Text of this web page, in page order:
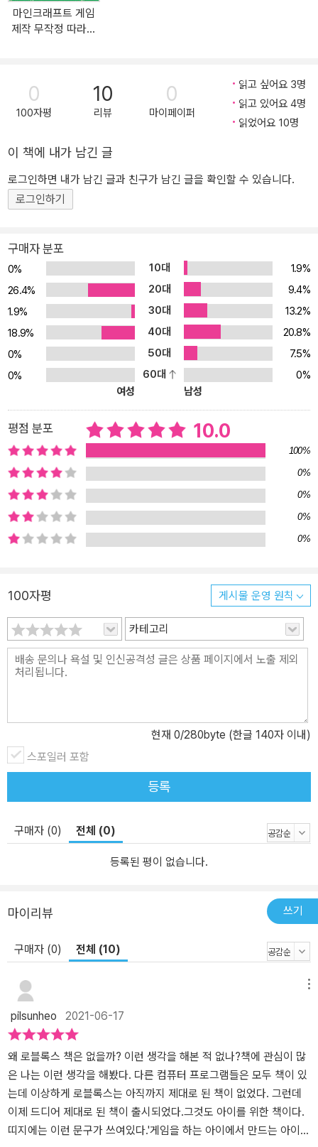
만들 수 있을 뿐만 아니라 내가 만든 게임을 다른 사람과 함께 즐기는
경험까지 할 수 있는 메타버스의 대표적인 플랫폼입니다. 로블록스
스튜디오에는 플레이어 캐릭터, 좀비, 집, 나무 등 게임을 만들기 위한
기본 재료와 도구들이 포함되어 있으며, 다양한 게임 제작 기능들을
제공합니다. 이를 활용하면 클릭 몇 번으로 산과 강을 만들고 돌에 불
을 붙일 수 있으며 방 안에 앉아 내가 제작한 게임을 전 세계로 배포할
스 스튜디오 설치부터 기본 파트(Part) 만들기, 디자인, 효과 연출 등
활용법에 대해 자세하게 설명합니다. 루아 스크립트 코딩 기초 익히
을 만들 수 있습니다. 루아 코딩이 처음인 사람도 이해하기 쉽게 코드
옆에 코드 내용을 설명하였으며 실행 결과를 바로 확인할 수 있도록
구성하였습니다. 게임을 만들면서 변수, 반복문, 조건문, 함수 같은 프
로그래밍의 기본 개념을 배워 두면 다른 프로그래밍 언어를 배우는
데도 많은 도움이 됩니다. 지형과 건물 디자인, 응용 예제, 수익화까
지! 앞에서 배운 내용을 응용해 파트에 불 붙이기, 캐릭터의 달리기 속
도 높이기, 순간 이동하기, NPC 제어하기 등 게임에서 기본적으로 사
용될 만한 응용 예제를 직접 만들어 봅니다. 또한, 게임 캐릭터 의상
만들기를 통해 로벅스로 수익을 얻을 수 있는 방법도 소개합니다.
마인크래프트 게임
제작 무작정 따라하
0
100자평
10
리뷰
0
마이페이퍼
읽고 싶어요 3명
읽고 있어요 4명
읽었어요 10명
이 책에 내가 남긴 글
로그인하면 내가 남긴 글과 친구가 남긴 글을 확인할 수 있습니다.
로그인하기
구매자 분포
0% 10대
1.9%
26.4%
20대
9.4%
1.9%
30대
13.2%
18.9%
40대
20.8%
0%
50대
7.5%
0%
60대
0%
여성
남성
평점 분포 10.0
100%
0%
0%
0%
0%
100자평 게시물 운영 원칙
카테고리
현재 0/280byte (한글 140자 이내)
스포일러 포함
등록
구매자 (0) 전체 (0)
등록된 평이 없습니다.
마이리뷰 쓰기
구매자 (0) 전체 (10)
pilsunheo 2021-06-17
왜 로블록스 책은 없을까? 이런 생각을 해본 적 없나?책에 관심이 많
은 나는 이런 생각을 해봤다. 다른 컴퓨터 프로그램들은 모두 책이 있
는데 이상하게 로블록스는 아직까지 제대로 된 책이 없었다. 그런데
이제 드디어 제대로 된 책이 출시되었다.그것도 아이를 위한 책이다.
띠지에는 이런 문구가 쓰여있다.'게임을 하는 아이에서 만드는 아이